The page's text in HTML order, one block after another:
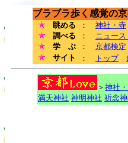
ブラブラ歩く感覚の
眺める ： 神社・寺
調べる
： ニュー
学 ぶ
： 京都検定
サイト
： トップ
＞ 神社
満天神社 神明神社 祈念